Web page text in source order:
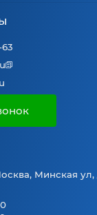
Минская ул,